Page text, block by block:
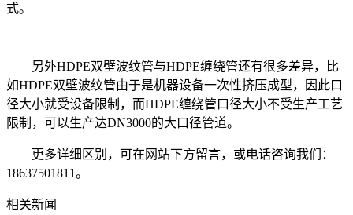
式。
另外HDPE双壁波纹管与HDPE缠绕管还有很多差异，比
如HDPE双壁波纹管由于是机器设备一次性挤压成型，因此口
径大小就受设备限制，而HDPE缠绕管 口径大小不受生产工艺
限制，可以生产达DN3000的大口径管道。
更多详细区别，可在网站下方留言，或电话咨询我们：
18637501811。
相关新闻